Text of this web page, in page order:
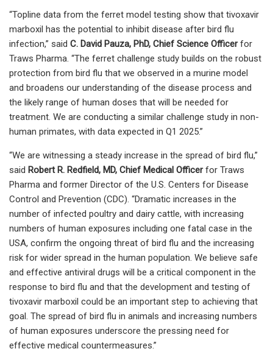
“Topline data from the ferret model testing show that tivoxavir
marboxil has the potential to inhibit disease after bird flu
infection,” said C. David Pauza, PhD, Chief Science Officerfor
Traws Pharma. “The ferret challenge study builds on the robust
protection from bird flu that we observed in a murine model
and broadens our understanding of the disease process and
the likely range of human doses that will be needed for
treatment. We are conducting a similar challenge study in non-
human primates, with data expected in Q1 2025.”
“We are witnessing a steady increase in the spread of bird flu,”
said Robert R. Redfield, MD, Chief Medical Officerfor Traws
Pharma and former Director of the U.S. Centers for Disease
Control and Prevention (CDC). “Dramatic increases in the
number of infected poultry and dairy cattle, with increasing
numbers of human exposures including one fatal case in the
USA, confirm the ongoing threat of bird flu and the increasing
risk for wider spread in the human population. We believe safe
and effective antiviral drugs will be a critical component in the
response to bird flu and that the development and testing of
tivoxavir marboxil could be an important step to achieving that
goal. The spread of bird flu in animals and increasing numbers
of human exposures underscore the pressing need for
effective medical countermeasures.”